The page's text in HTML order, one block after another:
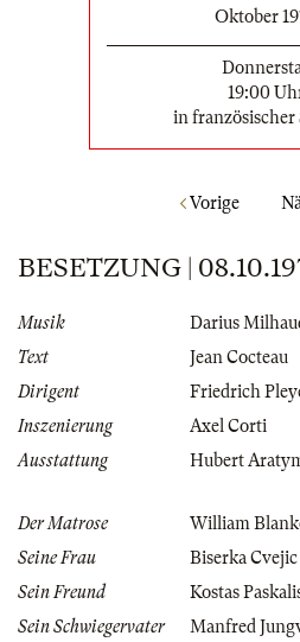
Oktober
19:00
in französischer
Vorige
BESETZUNG |
Musik
Darius
Text
Jean Cocteau
Dirigent
Friedrich
Inszenierung
Axel Corti
Ausstattung
Hubert
Der Matrose
William
Seine Frau
Biserka Cvejic
Sein Freund
Kostas
Sein Schwiegervater
Manfred